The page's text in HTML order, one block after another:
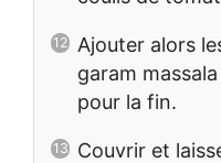
Ajouter alors
garam
pour la fin.
Couvrir et